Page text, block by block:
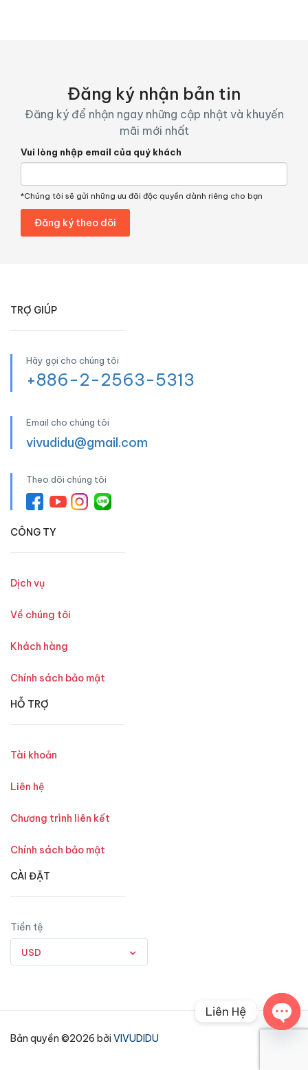
Đăng ký nhận bản tin
Đăng ký để nhận ngay những cập nhật và khuyến
mãi mới nhất
Vui lòng nhập email của quý khách
*Chúng tôi sẽ gửi những ưu đãi độc quyền dành riêng cho bạn
TRỢ GIÚP
Hãy gọi cho chúng tôi
+886-2-2563-5313
Email cho chúng tôi
vivudidu@gmail.com
Theo dõi chúng tôi
CÔNG TY
Dịch vụ
Về chúng tôi
Khách hàng
Chính sách bảo mật
HỖ TRỢ
Tài khoản
Liên hệ
Chương trình liên kết
Chính sách bảo mật
CÀI ĐẶT
Tiền tệ
USD
Bản quyền ©2026 bởi VIVUDIDU
Liên Hệ